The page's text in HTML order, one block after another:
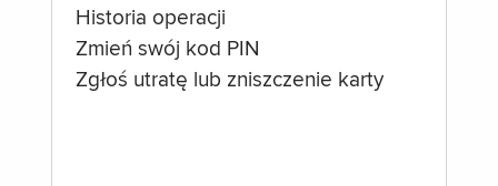
Historia operacji
Zmień swój kod PIN
Zgłoś utratę lub zniszczenie karty